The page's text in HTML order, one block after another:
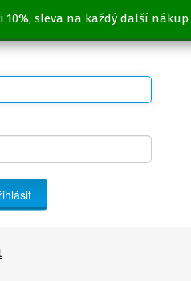
sleva na každý další nákup